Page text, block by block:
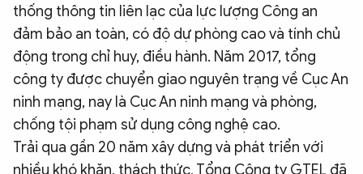
thống thông tin liên lạc của lực lượng Công an
đảm bảo an toàn, có độ dự phòng cao và tính chủ
động trong chỉ huy, điều hành. Năm 2017, tổng
công ty được chuyển giao nguyên trạng về Cục An
ninh mạng, nay là Cục An ninh mạng và phòng,
chống tội phạm sử dụng công nghệ cao.
Trải qua gần 20 năm xây dựng và phát triển với
nhiều khó khăn, thách thức, Tổng Công ty GTEL đã